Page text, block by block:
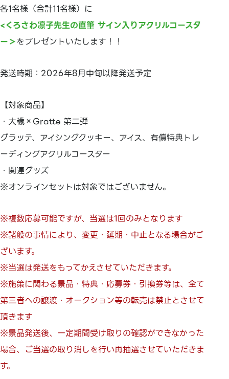
各1名様（合計11名様）に
<くろさわ凛子先生の直筆 サイン入りアクリルコースタ
ー＞をプレゼントいたします！！
発送時期：2026年8月中旬以降発送予定
【対象商品】
・大穢×Gratte 第二弾
グラッテ、アイシングクッキー、アイス、有償特典トレ
ーディングアクリルコースター
・関連グッズ
※オンラインセットは対象ではございません。
※複数応募可能ですが、当選は1回のみとなります
※諸般の事情により、変更・延期・中止となる場合がご
ざいます。
※当選は発送をもってかえさせていただきます。
※施策に関わる景品・特典・応募券・引換券等は、全て
第三者への譲渡・オークション等の転売は禁止とさせて
頂きます
※景品発送後、一定期間受け取りの確認ができなかった
場合、ご当選の取り消しを行い再抽選させていただきま
す。